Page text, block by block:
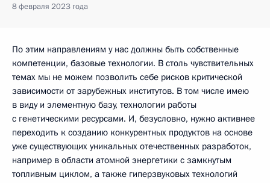
8 февраля 2023 года
По этим направлениям у нас должны быть собственные
компетенции, базовые технологии. В столь чувствительных
темах мы не можем позволить себе рисков критической
зависимости от зарубежных институтов. В том числе имею
в виду и элементную базу, технологии работы
с генетическими ресурсами. И, безусловно, нужно активнее
переходить к созданию конкурентных продуктов на основе
уже существующих уникальных отечественных разработок,
например в области атомной энергетики с замкнутым
топливным циклом, а также гиперзвуковых технологий